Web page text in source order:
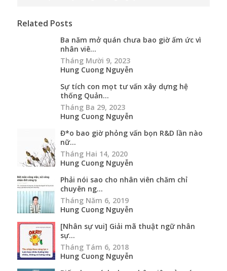
Related Posts
Ba năm mở quán chưa bao giờ ấm ức vì
nhân viê...
Tháng Mười 9, 2023
Hung Cuong Nguyễn
Sự tích con mọt tư vấn xây dựng hệ
thống Quản...
Tháng Ba 29, 2023
Hung Cuong Nguyễn
Đ*o bao giờ phỏng vấn bọn R&D lần nào
nữ...
Tháng Hai 14, 2020
Hung Cuong Nguyễn
Phải nói sao cho nhân viên chăm chỉ
chuyên ng...
Tháng Năm 6, 2019
Hung Cuong Nguyễn
[Nhân sự vui] Giải mã thuật ngữ nhân
sự...
Tháng Tám 6, 2018
Hung Cuong Nguyễn